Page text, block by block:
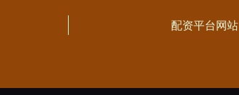
配资平台网站